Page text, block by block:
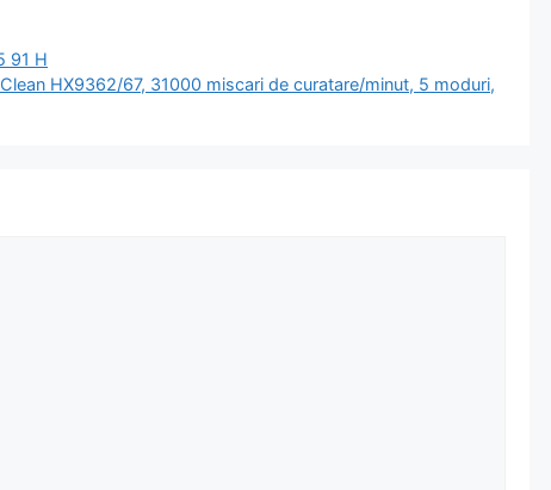
91 H
HX9362/67, 31000 miscari de curatare/minut, 5 moduri,